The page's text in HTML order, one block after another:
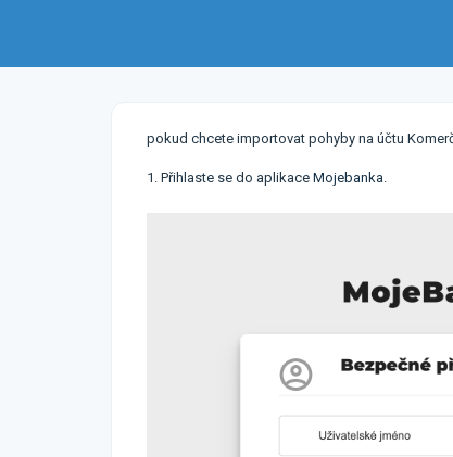
pokud chcete importovat pohyby na účtu
1. Přihlaste se do aplikace Mojebanka.